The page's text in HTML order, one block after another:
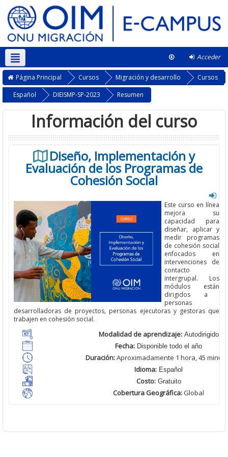
Acceder
This course
Página Principal Cursos Migración y desarrollo
Cursos
Español
DIEISMP-SP-2023 Resumen
Información del curso
Diseño, Implementación y
Evaluación de los Programas de
Cohesión Social
Este curso en línea
mejora su
capacidad para
diseñar, aplicar y
medir programas
de cohesión social
enfocados en
intervenciones de
contacto
intergrupal. Los
módulos están
dirigidos a
personas
desarrolladoras de proyectos, personas ejecutoras y gestoras que
trabajen en cohesión social.
Modalidad de aprendizaje:Autodirigido
Fecha: Disponible todo el año
Duración:Aproximadamente 1 hora, 45
Idioma: Español
Costo:Gratuito
Cobertura Geográfica:Global